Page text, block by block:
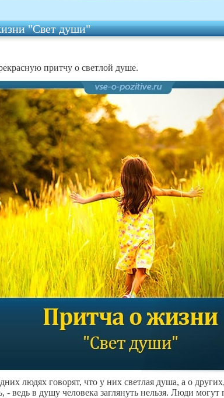
"Свет души"
притчу о светлой душе.
людях говорят, что у них светлая душа, а о
- ведь в душу человека заглянуть нельзя. Люди могут